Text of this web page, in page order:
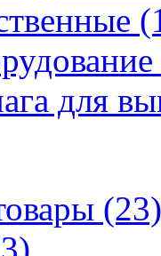
для
(23)